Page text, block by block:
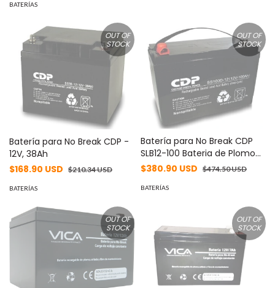
Garantia.
BATERÍAS
OUT OF
STOCK
Batería para No Break CDP -
12V, 38Ah
$168.90 USD $210.34 USD
BATERÍAS
OUT OF
STOCK
Batería para No Break CDP
SLB12-100 Bateria de Plomo
acido - seca sellada 12Vdc-
$380.90 USD $474.50 USD
BATERÍAS
OUT OF
STOCK
OUT OF
STOCK